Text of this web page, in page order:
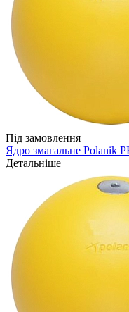
Під замовлення
Ядро змагальне Polanik
Детальніше